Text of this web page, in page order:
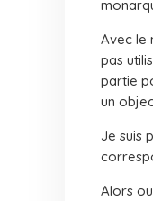
Avec le
pas
partie
un
Je suis
Alors